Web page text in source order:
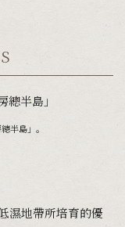
半島」
半島」。
濕地帶所培育的優